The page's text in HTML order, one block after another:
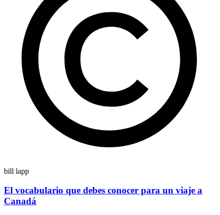
bill lapp
El vocabulario que debes conocer para un viaje a
Canadá